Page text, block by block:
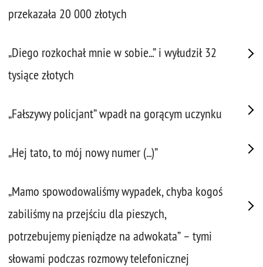
przekazała 20 000 złotych
„Diego rozkochał mnie w sobie...” i wyłudził 32
tysiące złotych
„Fałszywy policjant” wpadł na gorącym uczynku
„Hej tato, to mój nowy numer (...)”
„Mamo spowodowaliśmy wypadek, chyba kogoś
zabiliśmy na przejściu dla pieszych,
potrzebujemy pieniądze na adwokata” – tymi
słowami podczas rozmowy telefonicznej